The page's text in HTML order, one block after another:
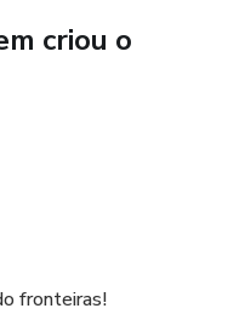
em meio à
maternidade, fé e
identidade sem culpa
criou o
fronteiras!